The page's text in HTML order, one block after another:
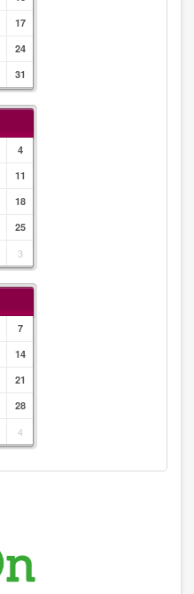
17
24
31
4
11
18
25
3
7
14
21
28
4